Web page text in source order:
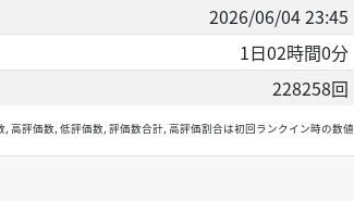
2026/06/04 23:45
1日02時間0分
228258回
高評価数, 低評価数, 評価数合計, 高評価割合は初回ランクイン時の数値